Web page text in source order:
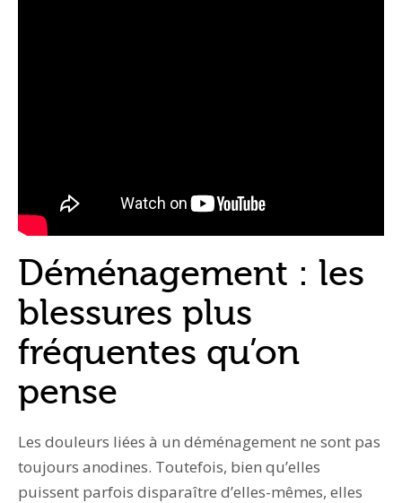
Déménagement : les
blessures plus
fréquentes qu’on
pense
Les douleurs liées à un déménagement ne sont pas
toujours anodines. Toutefois, bien qu’elles
puissent parfois disparaître d’elles-mêmes, elles